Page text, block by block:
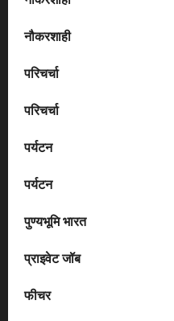
नौकरशाही
परिचर्चा
परिचर्चा
पर्यटन
पर्यटन
पुण्यभूमि भारत
प्राइवेट जॉब
फीचर